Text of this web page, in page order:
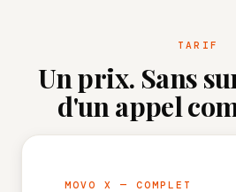
TARIF
Un prix. Sans
d'un appel
MOVO X — COMPLET